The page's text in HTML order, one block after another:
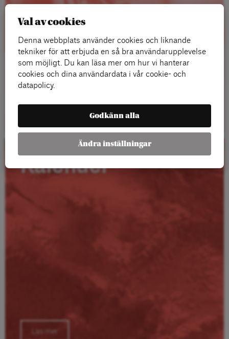
Kalender
Läs mer
Val av cookies
Denna webbplats använder cookies och liknande
tekniker för att erbjuda en så bra användarupplevelse
som möjligt. Du kan läsa mer om hur vi hanterar
cookies och dina användardata i vår cookie- och
datapolicy.
Godkänn alla
Ändra inställningar